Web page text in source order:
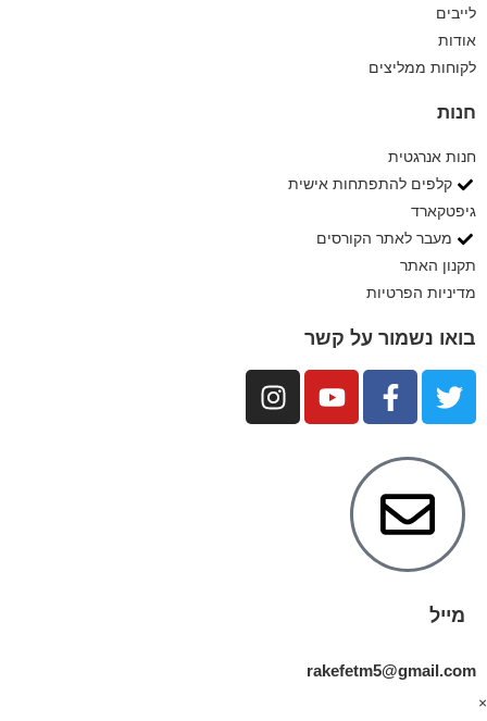
לייבים
אודות
לקוחות ממליצים
חנות
חנות אנרגטית
קלפים להתפתחות אישית
גיפטקארד
מעבר לאתר הקורסים
תקנון האתר
מדיניות הפרטיות
בואו נשמור על קשר
מייל
rakefetm5@gmail.com
×